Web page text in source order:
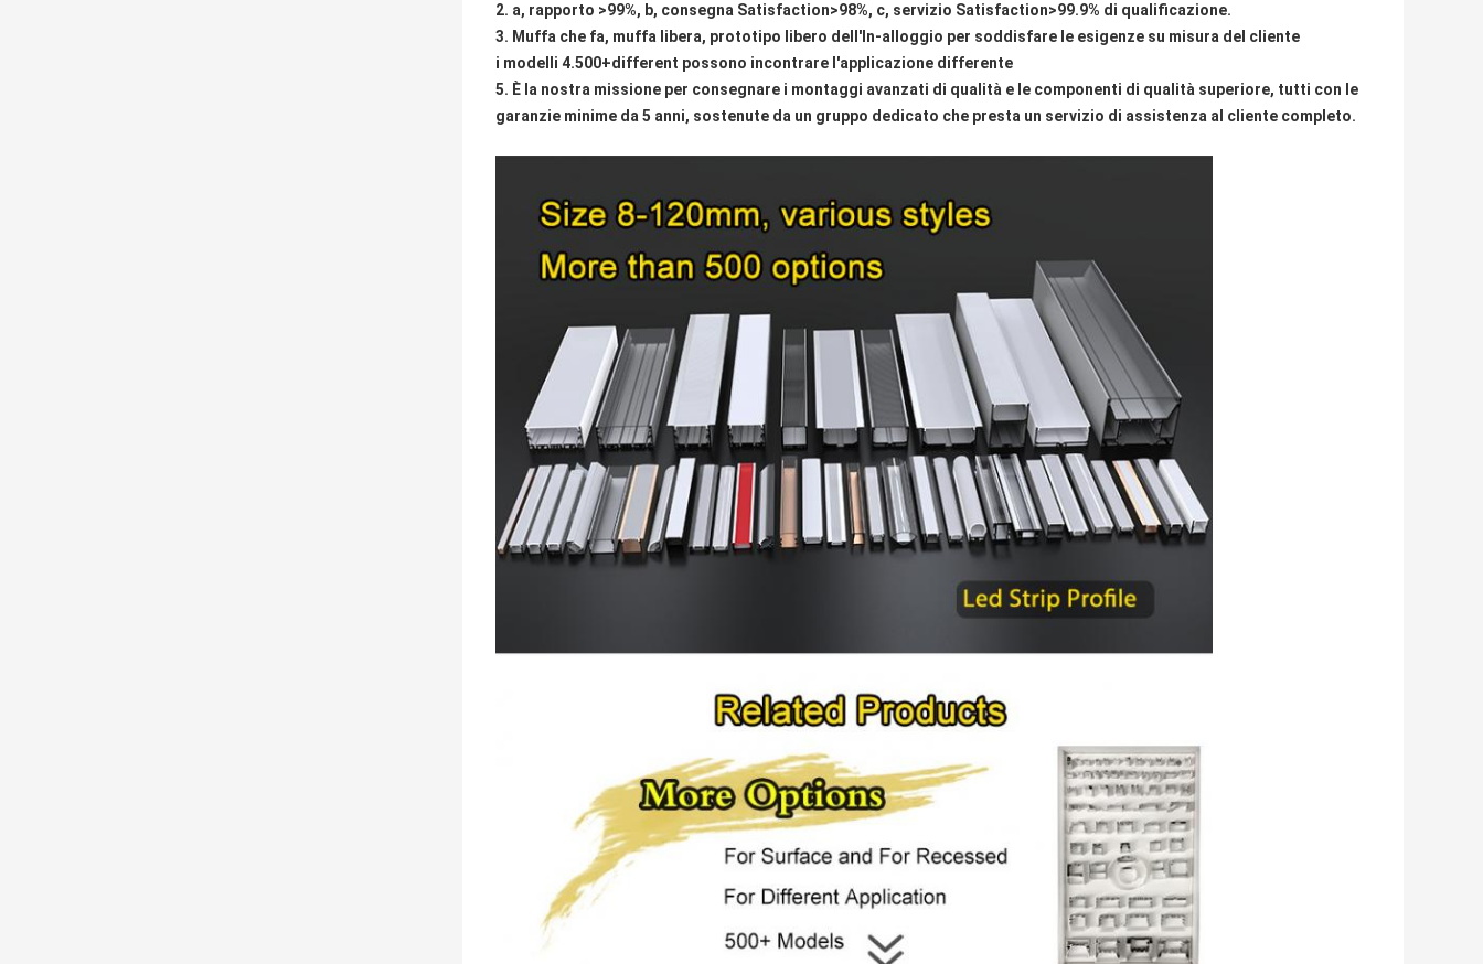
2. a, rapporto >99%, b, consegna Satisfaction>98%, c, servizio Satisfaction>99.9% di qualificazione.
3. Muffa che fa, muffa libera, prototipo libero dell'In-alloggio per soddisfare le esigenze su misura del cliente
i modelli 4.500+different possono incontrare l'applicazione differente
5. È la nostra missione per consegnare i montaggi avanzati di qualità e le componenti di qualità superiore, tutti con le
garanzie minime da 5 anni, sostenute da un gruppo dedicato che presta un servizio di assistenza al cliente completo.